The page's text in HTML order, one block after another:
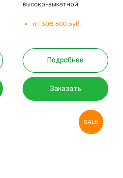
высоко-выкатной
от 308 600 руб.
Подробнее
Заказать
SALE